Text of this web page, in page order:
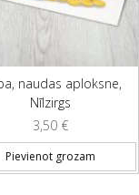
naudas aploksne,
Nīlzirgs
3,50 €
Pievienot grozam